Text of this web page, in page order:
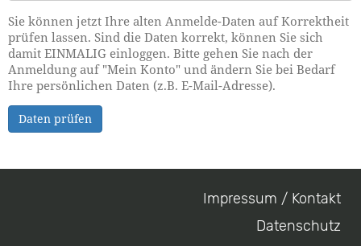
Sie können jetzt Ihre alten Anmelde-Daten auf Korrektheit
prüfen lassen. Sind die Daten korrekt, können Sie sich
damit EINMALIG einloggen. Bitte gehen Sie nach der
Anmeldung auf "Mein Konto" und ändern Sie bei Bedarf
Ihre persönlichen Daten (z.B. E-Mail-Adresse).
Daten prüfen
Impressum / Kontakt
Datenschutz